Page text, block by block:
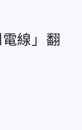
線」翻